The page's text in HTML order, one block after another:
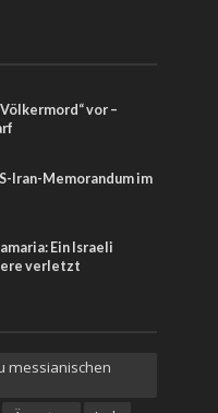
vor –
Iran-Memorandum im
Ein Israeli
verletzt
messianischen